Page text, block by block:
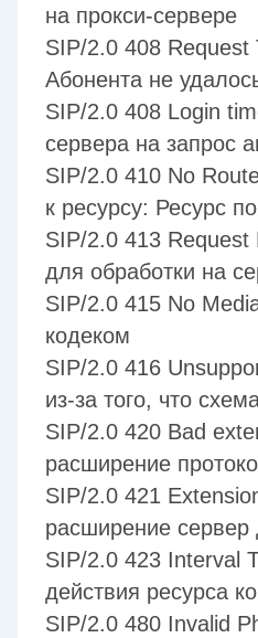
на прокси-сервере
SIP/2.0 408 Request
Абонента не
SIP/2.0 408 Login
сервера на запрос
SIP/2.0 410 No
к ресурсу: Ресурс
SIP/2.0 413
для обработки на
SIP/2.0 415 No
кодеком
SIP/2.0 416
из-за того, что
SIP/2.0 420 Bad
расширение
SIP/2.0 421
расширение сервер
SIP/2.0 423 Interval
действия ресурса
SIP/2.0 480 Invalid